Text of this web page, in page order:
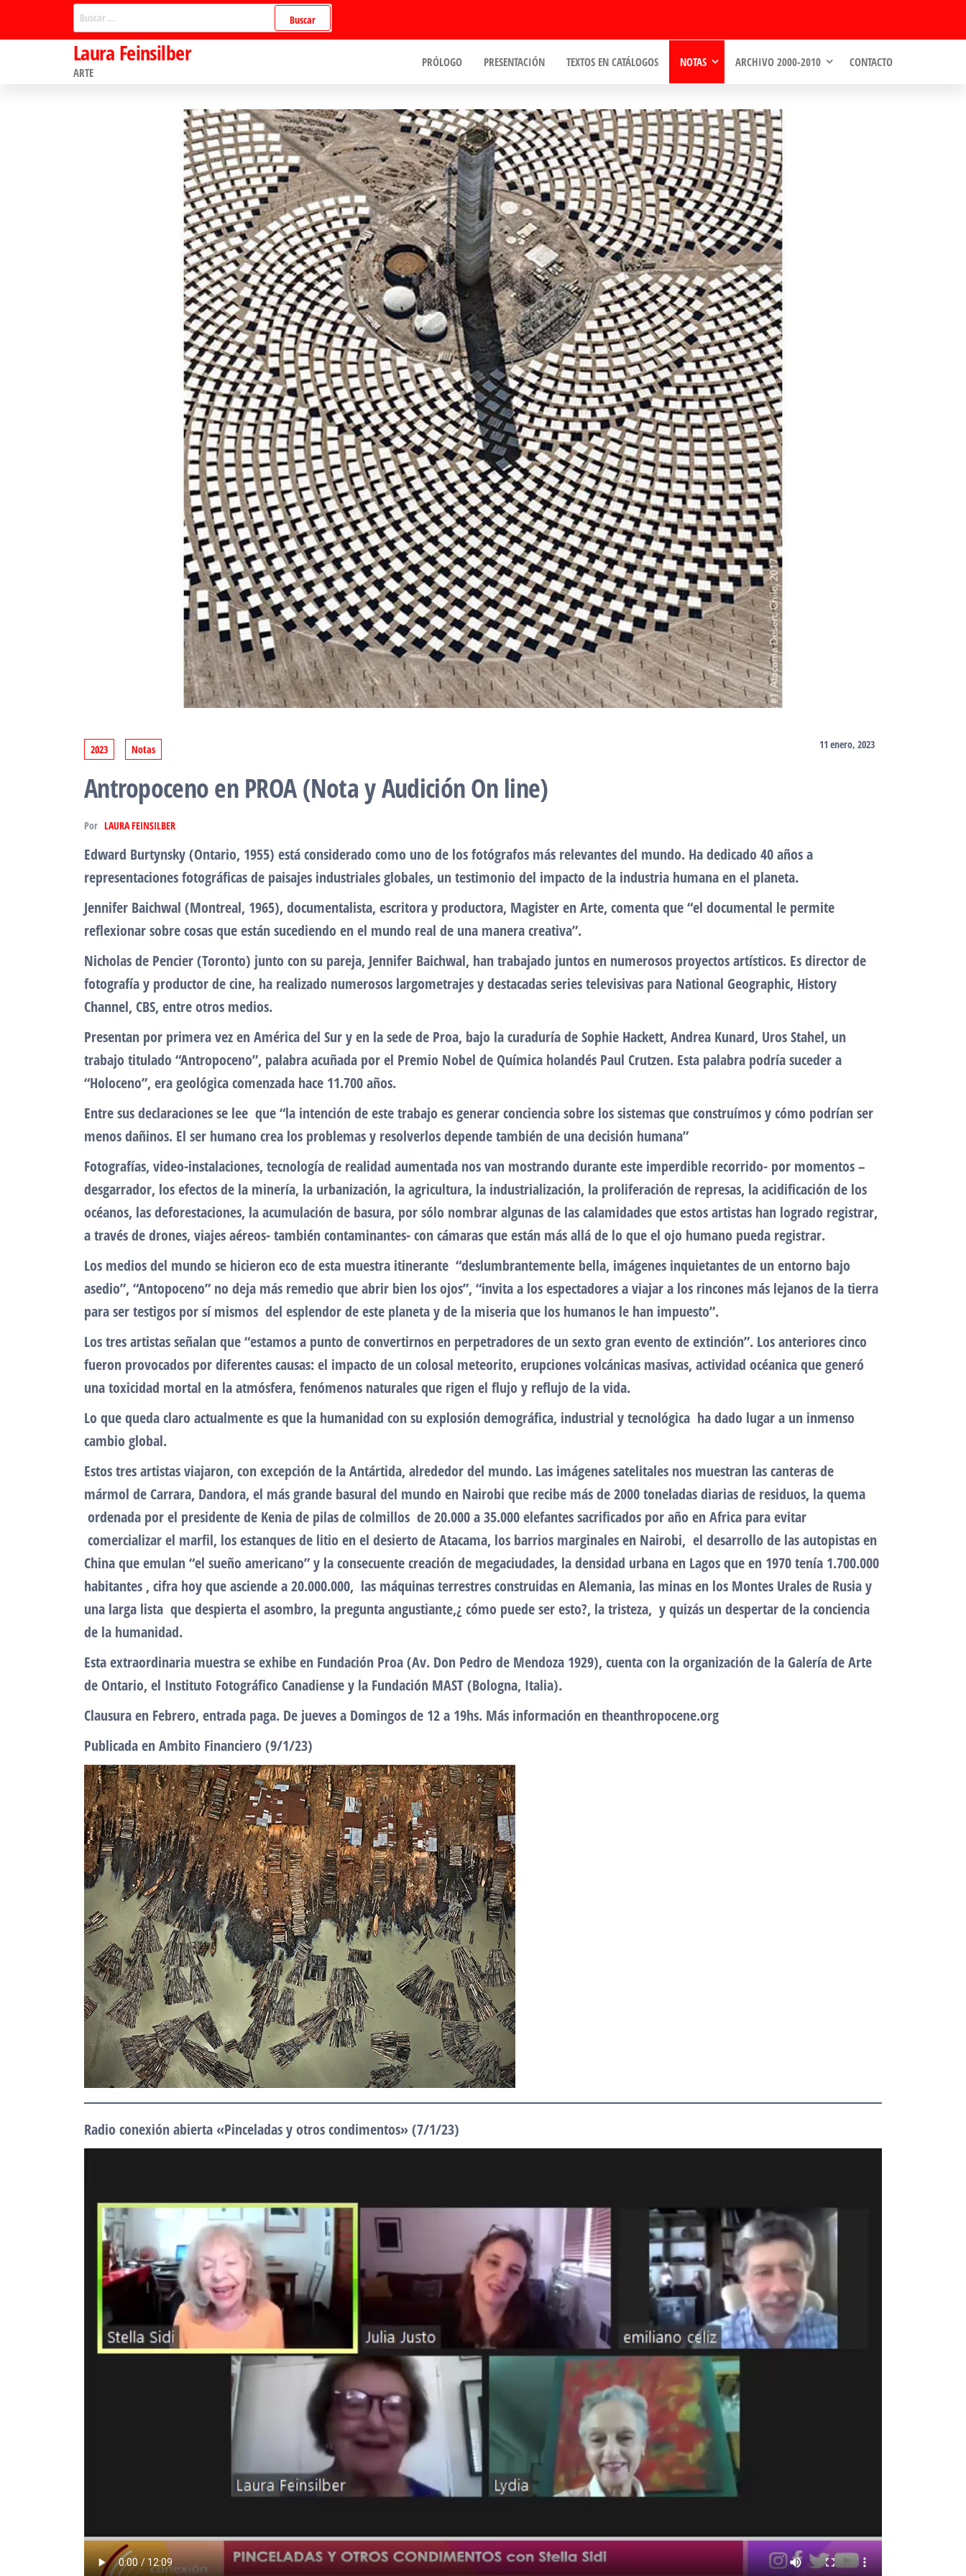
Laura Feinsilber
ARTE
PRÓLOGO PRESENTACIÓN TEXTOS EN CATÁLOGOS NOTAS ARCHIVO 2000-2010 CONTACTO
2023 Notas 11 enero, 2023
Antropoceno en PROA (Nota y Audición On line)
Por LAURA FEINSILBER
Edward Burtynsky (Ontario, 1955) está considerado como uno de los fotógrafos más relevantes del mundo. Ha dedicado 40 años a
representaciones fotográficas de paisajes industriales globales, un testimonio del impacto de la industria humana en el planeta.
Jennifer Baichwal (Montreal, 1965), documentalista, escritora y productora, Magister en Arte, comenta que “el documental le permite
reflexionar sobre cosas que están sucediendo en el mundo real de una manera creativa”.
Nicholas de Pencier (Toronto) junto con su pareja, Jennifer Baichwal, han trabajado juntos en numerosos proyectos artísticos. Es director de
fotografía y productor de cine, ha realizado numerosos largometrajes y destacadas series televisivas para National Geographic, History
Channel, CBS, entre otros medios.
Presentan por primera vez en América del Sur y en la sede de Proa, bajo la curaduría de Sophie Hackett, Andrea Kunard, Uros Stahel, un
trabajo titulado “Antropoceno”, palabra acuñada por el Premio Nobel de Química holandés Paul Crutzen. Esta palabra podría suceder a
“Holoceno”, era geológica comenzada hace 11.700 años.
Entre sus declaraciones se lee que “la intención de este trabajo es generar conciencia sobre los sistemas que construímos y cómo podrían ser
menos dañinos. El ser humano crea los problemas y resolverlos depende también de una decisión humana”
Fotografías, video-instalaciones, tecnología de realidad aumentada nos van mostrando durante este imperdible recorrido- por momentos –
desgarrador, los efectos de la minería, la urbanización, la agricultura, la industrialización, la proliferación de represas, la acidificación de los
océanos, las deforestaciones, la acumulación de basura, por sólo nombrar algunas de las calamidades que estos artistas han logrado registrar,
a través de drones, viajes aéreos- también contaminantes- con cámaras que están más allá de lo que el ojo humano pueda registrar.
Los medios del mundo se hicieron eco de esta muestra itinerante “deslumbrantemente bella, imágenes inquietantes de un entorno bajo
asedio”, “Antopoceno” no deja más remedio que abrir bien los ojos”, “invita a los espectadores a viajar a los rincones más lejanos de la tierra
para ser testigos por sí mismos del esplendor de este planeta y de la miseria que los humanos le han impuesto”.
Los tres artistas señalan que “estamos a punto de convertirnos en perpetradores de un sexto gran evento de extinción”. Los anteriores cinco
fueron provocados por diferentes causas: el impacto de un colosal meteorito, erupciones volcánicas masivas, actividad océanica que generó
una toxicidad mortal en la atmósfera, fenómenos naturales que rigen el flujo y reflujo de la vida.
Lo que queda claro actualmente es que la humanidad con su explosión demográfica, industrial y tecnológica ha dado lugar a un inmenso
cambio global.
Estos tres artistas viajaron, con excepción de la Antártida, alrededor del mundo. Las imágenes satelitales nos muestran las canteras de
mármol de Carrara, Dandora, el más grande basural del mundo en Nairobi que recibe más de 2000 toneladas diarias de residuos, la quema
ordenada por el presidente de Kenia de pilas de colmillos de 20.000 a 35.000 elefantes sacrificados por año en Africa para evitar
comercializar el marfil, los estanques de litio en el desierto de Atacama, los barrios marginales en Nairobi, el desarrollo de las autopistas en
China que emulan “el sueño americano” y la consecuente creación de megaciudades, la densidad urbana en Lagos que en 1970 tenía 1.700.000
habitantes , cifra hoy que asciende a 20.000.000, las máquinas terrestres construidas en Alemania, las minas en los Montes Urales de Rusia y
una larga lista que despierta el asombro, la pregunta angustiante,¿ cómo puede ser esto?, la tristeza, y quizás un despertar de la conciencia
de la humanidad.
Esta extraordinaria muestra se exhibe en Fundación Proa (Av. Don Pedro de Mendoza 1929), cuenta con la organización de la Galería de Arte
de Ontario, el Instituto Fotográfico Canadiense y la Fundación MAST (Bologna, Italia).
Clausura en Febrero, entrada paga. De jueves a Domingos de 12 a 19hs. Más información en theanthropocene.org
Publicada en Ambito Financiero (9/1/23)
Radio conexión abierta «Pinceladas y otros condimentos» (7/1/23)